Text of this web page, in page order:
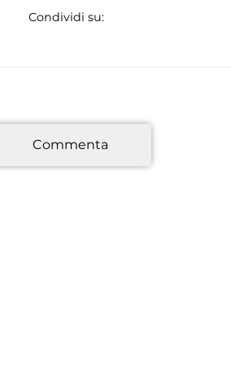
Condividi su:
Commenta